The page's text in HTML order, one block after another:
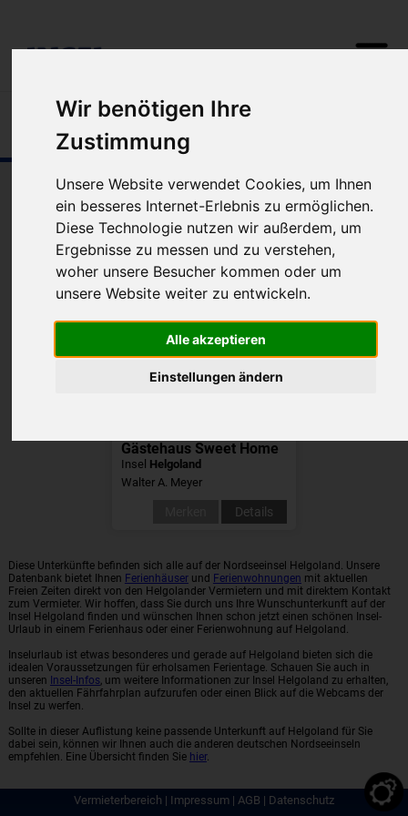
Wir benötigen Ihre
Zustimmung
Unsere Website verwendet Cookies, um Ihnen
ein besseres Internet-Erlebnis zu ermöglichen.
Diese Technologie nutzen wir außerdem, um
Ergebnisse zu messen und zu verstehen,
woher unsere Besucher kommen oder um
unsere Website weiter zu entwickeln.
Alle akzeptieren
Einstellungen ändern
Unterkünfte aufHelgoland
Ferienwohnungen und Ferienhäuser
Unterkünfte gefunden | Sortierung:
Gästehaus Sweet Home
Insel Helgoland
Walter A. Meyer
Details
Diese Unterkünfte befinden sich alle auf der Nordseeinsel Helgoland. Unsere
Datenbank bietet Ihnen Ferienhäuserund Ferienwohnungen mit aktuellen
Freien Zeiten direkt von den Helgolander Vermietern und mit direktem Kontakt
zum Vermieter. Wir hoffen, dass Sie durch uns Ihre Wunschunterkunft auf der
Insel Helgoland finden und wünschen Ihnen schon jetzt einen schönen Insel-
Urlaub in einem Ferienhaus oder einer Ferienwohnung auf Helgoland.
Inselurlaub ist etwas besonderes und gerade auf Helgoland bieten sich die
idealen Voraussetzungen für erholsamen Ferientage. Schauen Sie auch in
unseren Insel-Infos, um weitere Informationen zur Insel Helgoland zu erhalten,
den aktuellen Fährfahrplan aufzurufen oder einen Blick auf die Webcams der
Insel zu werfen.
Sollte in dieser Auflistung keine passende Unterkunft auf Helgoland für Sie
dabei sein, können wir Ihnen auch die anderen deutschen Nordseeinseln
empfehlen. Eine Übersicht finden Sie hier.
Vermieterbereich | Impressum | AGB | Datenschutz